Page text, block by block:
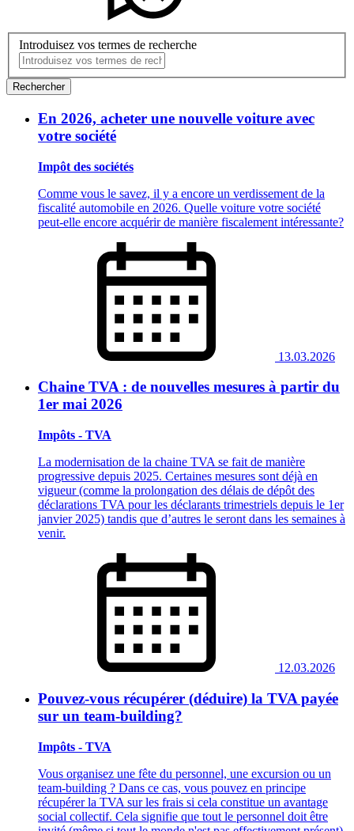
Introduisez vos termes de recherche
Rechercher
En 2026, acheter une nouvelle voiture avec
votre société
Impôt des sociétés
Comme vous le savez, il y a encore un verdissement de la
fiscalité automobile en 2026. Quelle voiture votre société
peut-elle encore acquérir de manière fiscalement intéressante?
13.03.2026
Chaine TVA : de nouvelles mesures à partir du
1er mai 2026
Impôts - TVA
La modernisation de la chaine TVA se fait de manière
progressive depuis 2025. Certaines mesures sont déjà en
vigueur (comme la prolongation des délais de dépôt des
déclarations TVA pour les déclarants trimestriels depuis le 1er
janvier 2025) tandis que d’autres le seront dans les semaines à
venir.
12.03.2026
Pouvez-vous récupérer (déduire) la TVA payée
sur un team-building?
Impôts - TVA
Vous organisez une fête du personnel, une excursion ou un
team-building ? Dans ce cas, vous pouvez en principe
récupérer la TVA sur les frais si cela constitue un avantage
social collectif. Cela signifie que tout le personnel doit être